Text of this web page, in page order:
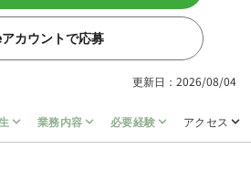
カウントで応募
更新日：2026/08/04
業務内容 必要経験 アクセス